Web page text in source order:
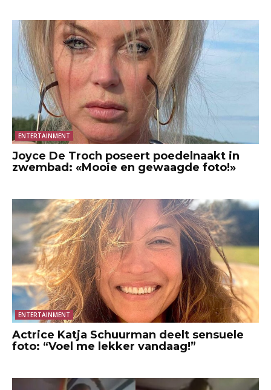
ENTERTAINMENT
Joyce De Troch poseert poedelnaakt in
zwembad: «Mooie en gewaagde foto!»
ENTERTAINMENT
Actrice Katja Schuurman deelt sensuele
foto: “Voel me lekker vandaag!”